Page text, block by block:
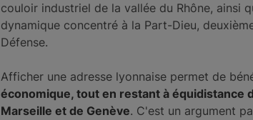
couloir industriel de la vallée du Rhône, ainsi
dynamique concentré à la Part-Dieu,
Défense.
Afficher une adresse lyonnaise permet de
économique, tout en restant à équidistance
Marseille et de Genève. C'est un argument